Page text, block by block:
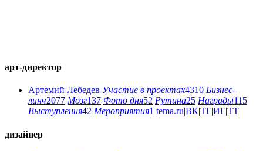
арт-директор
Артемий Лебедев Участие в проектах4310 Бизнес-
линч2077 Мозг137 Фото дня52 Рутина25 Награды115
Выступления42 Мероприятия1 tema.ru|ВК|ТГ|ИГ|ТТ
дизайнер